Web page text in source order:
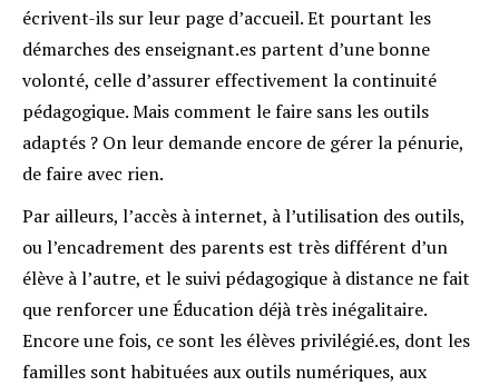
écrivent-ils sur leur page d’accueil. Et pourtant les
démarches des enseignant.es partent d’une bonne
volonté, celle d’assurer effectivement la continuité
pédagogique. Mais comment le faire sans les outils
adaptés ? On leur demande encore de gérer la pénurie,
de faire avec rien.
Par ailleurs, l’accès à internet, à l’utilisation des outils,
ou l’encadrement des parents est très différent d’un
élève à l’autre, et le suivi pédagogique à distance ne fait
que renforcer une Éducation déjà très inégalitaire.
Encore une fois, ce sont les élèves privilégié.es, dont les
familles sont habituées aux outils numériques, aux